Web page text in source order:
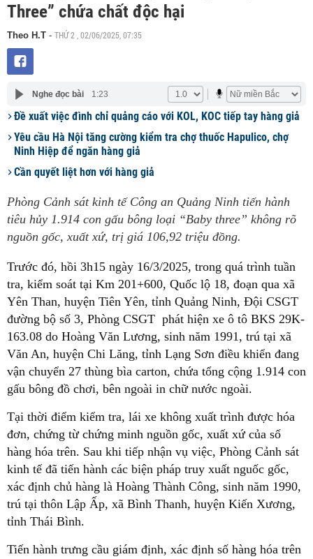
Three” chứa chất độc hại
Theo H.T - THỨ 2 , 02/06/2025, 07:35
Nghe đọc bài 1:23
Đề xuất việc đình chỉ quảng cáo với KOL, KOC tiếp tay hàng giả
Yêu cầu Hà Nội tăng cường kiểm tra chợ thuốc Hapulico, chợ
Ninh Hiệp để ngăn hàng giả
Cần quyết liệt hơn với hàng giả
Phòng Cảnh sát kinh tế Công an Quảng Ninh tiến hành
tiêu hủy 1.914 con gấu bông loại “Baby three” không rõ
nguồn gốc, xuất xứ, trị giá 106,92 triệu đồng.
Trước đó, hồi 3h15 ngày 16/3/2025, trong quá trình tuần
tra, kiểm soát tại Km 201+600, Quốc lộ 18, đoạn qua xã
Yên Than, huyện Tiên Yên, tỉnh Quảng Ninh, Đội CSGT
đường bộ số 3, Phòng CSGT phát hiện xe ô tô BKS 29K-
163.08 do Hoàng Văn Lương, sinh năm 1991, trú tại xã
Văn An, huyện Chi Lăng, tỉnh Lạng Sơn điều khiển đang
vận chuyển 27 thùng bìa carton, chứa tổng cộng 1.914 con
gấu bông đồ chơi, bên ngoài in chữ nước ngoài.
Tại thời điểm kiểm tra, lái xe không xuất trình được hóa
đơn, chứng từ chứng minh nguồn gốc, xuất xứ của số
hàng hóa trên. Sau khi tiếp nhận vụ việc, Phòng Cảnh sát
kinh tế đã tiến hành các biện pháp truy xuất nguốc gốc,
xác định chủ hàng là Hoàng Thành Công, sinh năm 1990,
trú tại thôn Lập Ấp, xã Bình Thanh, huyện Kiến Xương,
tỉnh Thái Bình.
Tiến hành trưng cầu giám định, xác định số hàng hóa trên